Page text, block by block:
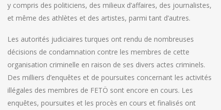
y compris des politiciens, des milieux d’affaires, des journalistes,
et même des athlètes et des artistes, parmi tant d’autres.
Les autorités judiciaires turques ont rendu de nombreuses
décisions de condamnation contre les membres de cette
organisation criminelle en raison de ses divers actes criminels.
Des milliers d’enquêtes et de poursuites concernant les activités
illégales des membres de FETÖ sont encore en cours. Les
enquêtes, poursuites et les procès en cours et finalisés ont